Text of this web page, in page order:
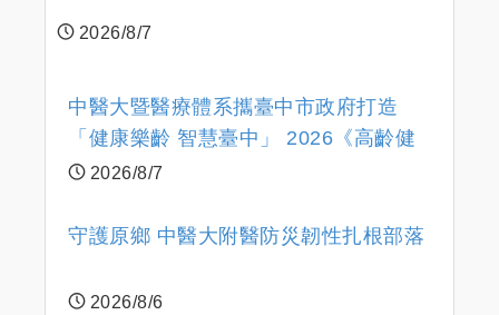
臺僅兩院獲選 四葉績效指標居臺灣最佳
2026/8/7
中醫大暨醫療體系攜臺中市政府打造
「健康樂齡 智慧臺中」 2026《高齡健
康博覽會》四大醫療主題展區 首創一
2026/8/7
守護原鄉 中醫大附醫防災韌性扎根部落
2026/8/6